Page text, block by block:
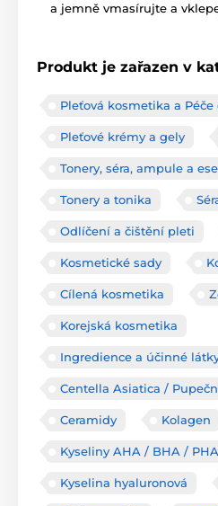
a jemně vmasírujte a
Produkt je zařazen v
Pleťová kosmetika a Péče
Pleťové krémy a gely
Tonery, séra, ampule a
Tonery a tonika
Odlíčení a čištění pleti
Kosmetické sady
Cílená kosmetika
Korejská kosmetika
Ingredience a účinné
Centella Asiatica /
Ceramidy Kolagen
Kyseliny AHA / BHA / PHA
Kyselina hyaluronová